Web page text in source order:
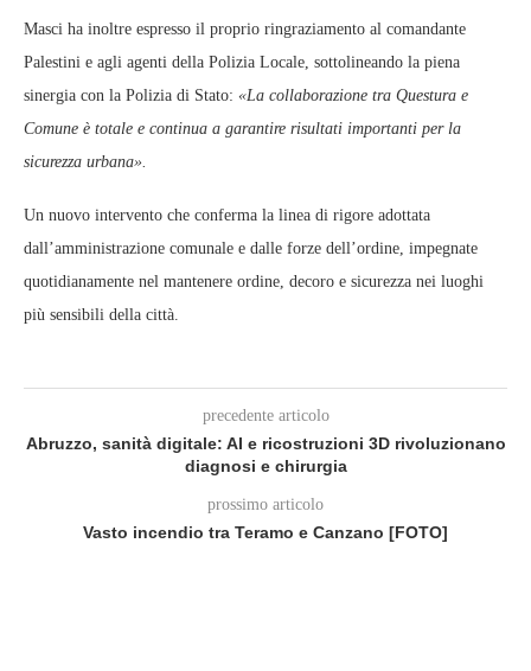
Masci ha inoltre espresso il proprio ringraziamento al comandante
Palestini e agli agenti della Polizia Locale, sottolineando la piena
sinergia con la Polizia di Stato: «La collaborazione tra Questura e
Comune è totale e continua a garantire risultati importanti per la
sicurezza urbana».
Un nuovo intervento che conferma la linea di rigore adottata
dall’amministrazione comunale e dalle forze dell’ordine, impegnate
quotidianamente nel mantenere ordine, decoro e sicurezza nei luoghi
più sensibili della città.
precedente articolo
Abruzzo, sanità digitale: AI e ricostruzioni 3D rivoluzionano
diagnosi e chirurgia
prossimo articolo
Vasto incendio tra Teramo e Canzano [FOTO]